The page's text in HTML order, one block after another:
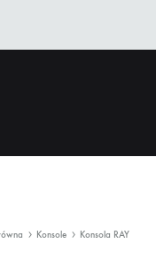
Konsole Konsola RAY